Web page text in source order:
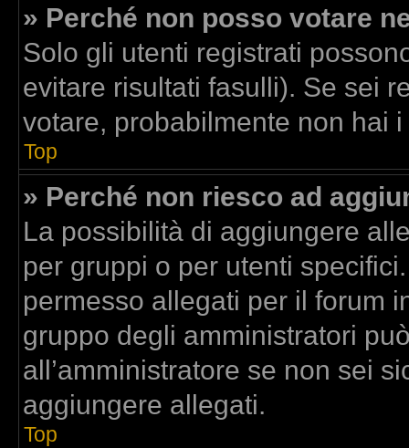
» Perché non posso votare
Solo gli utenti registrati
evitare risultati fasulli). Se sei
votare, probabilmente non hai
Top
» Perché non riesco ad
La possibilità di aggiungere
per gruppi o per utenti
permesso allegati per il forum
gruppo degli amministratori
all’amministratore se non sei
aggiungere allegati.
Top